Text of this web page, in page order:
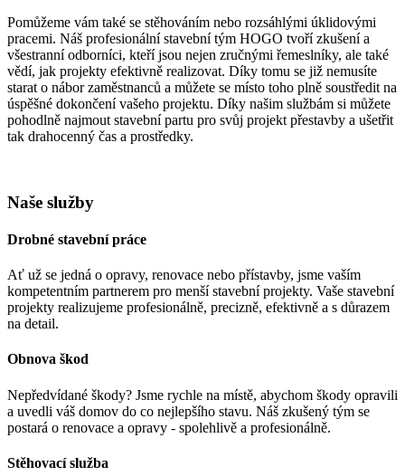
Pomůžeme vám také se stěhováním nebo rozsáhlými úklidovými
pracemi. Náš profesionální stavební tým HOGO tvoří zkušení a
všestranní odborníci, kteří jsou nejen zručnými řemeslníky, ale také
vědí, jak projekty efektivně realizovat. Díky tomu se již nemusíte
starat o nábor zaměstnanců a můžete se místo toho plně soustředit na
úspěšné dokončení vašeho projektu. Díky našim službám si můžete
pohodlně najmout stavební partu pro svůj projekt přestavby a ušetřit
tak drahocenný čas a prostředky.
Naše služby
Drobné stavební práce
Ať už se jedná o opravy, renovace nebo přístavby, jsme vaším
kompetentním partnerem pro menší stavební projekty. Vaše stavební
projekty realizujeme profesionálně, precizně, efektivně a s důrazem
na detail.
Obnova škod
Nepředvídané škody? Jsme rychle na místě, abychom škody opravili
a uvedli váš domov do co nejlepšího stavu. Náš zkušený tým se
postará o renovace a opravy - spolehlivě a profesionálně.
Stěhovací služba